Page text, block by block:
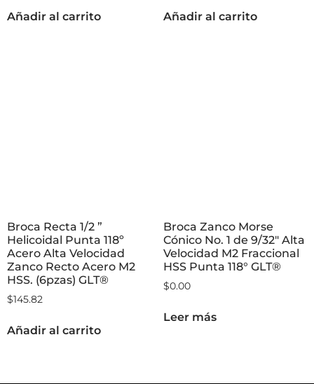
Añadir al carrito Añadir al carrito
Broca Recta 1/2 ”
Helicoidal Punta 118º
Acero Alta Velocidad
Zanco Recto Acero M2
HSS. (6pzas) GLT®
$145.82
Añadir al carrito
Broca Zanco Morse
Cónico No. 1 de 9/32″ Alta
Velocidad M2 Fraccional
HSS Punta 118° GLT®
$0.00
Leer más